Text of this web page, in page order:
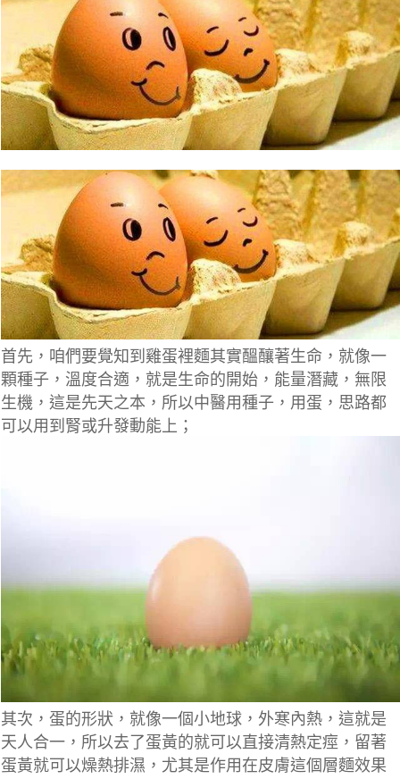
首先，咱們要覺知到雞蛋裡麵其實醞釀著生命，就像一
顆種子，溫度合適，就是生命的開始，能量潛藏，無限
生機，這是先天之本，所以中醫用種子，用蛋，思路都
可以用到腎或升發動能上；
其次，蛋的形狀，就像一個小地球，外寒內熱，這就是
天人合一，所以去了蛋黃的就可以直接清熱定痙，留著
蛋黃就可以燥熱排濕，尤其是作用在皮膚這個層麵效果